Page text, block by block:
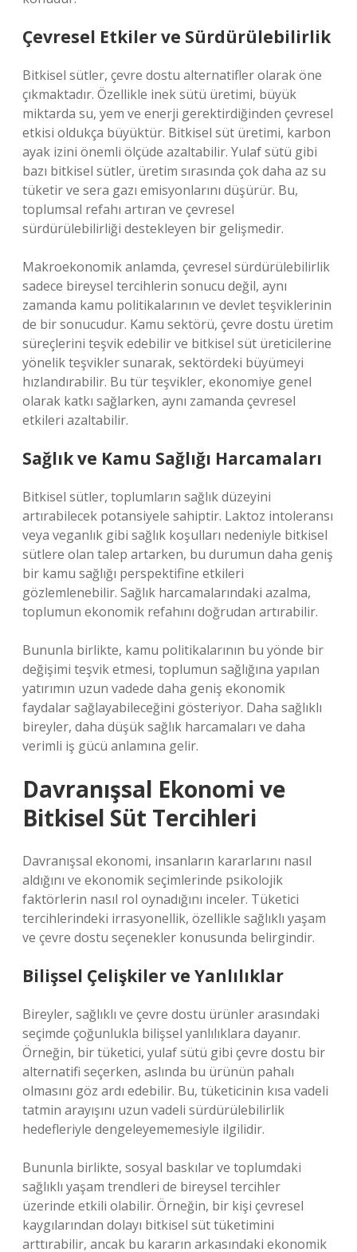
Çevresel Etkiler ve Sürdürülebilirlik
Bitkisel sütler, çevre dostu alternatifler olarak öne
çıkmaktadır. Özellikle inek sütü üretimi, büyük
miktarda su, yem ve enerji gerektirdiğinden çevresel
etkisi oldukça büyüktür. Bitkisel süt üretimi, karbon
ayak izini önemli ölçüde azaltabilir. Yulaf sütü gibi
bazı bitkisel sütler, üretim sırasında çok daha az su
tüketir ve sera gazı emisyonlarını düşürür. Bu,
toplumsal refahı artıran ve çevresel
sürdürülebilirliği destekleyen bir gelişmedir.
Makroekonomik anlamda, çevresel sürdürülebilirlik
sadece bireysel tercihlerin sonucu değil, aynı
zamanda kamu politikalarının ve devlet teşviklerinin
de bir sonucudur. Kamu sektörü, çevre dostu üretim
süreçlerini teşvik edebilir ve bitkisel süt üreticilerine
yönelik teşvikler sunarak, sektördeki büyümeyi
hızlandırabilir. Bu tür teşvikler, ekonomiye genel
olarak katkı sağlarken, aynı zamanda çevresel
etkileri azaltabilir.
Sağlık ve Kamu Sağlığı Harcamaları
Bitkisel sütler, toplumların sağlık düzeyini
artırabilecek potansiyele sahiptir. Laktoz intoleransı
veya veganlık gibi sağlık koşulları nedeniyle bitkisel
sütlere olan talep artarken, bu durumun daha geniş
bir kamu sağlığı perspektifine etkileri
gözlemlenebilir. Sağlık harcamalarındaki azalma,
toplumun ekonomik refahını doğrudan artırabilir.
Bununla birlikte, kamu politikalarının bu yönde bir
değişimi teşvik etmesi, toplumun sağlığına yapılan
yatırımın uzun vadede daha geniş ekonomik
faydalar sağlayabileceğini gösteriyor. Daha sağlıklı
bireyler, daha düşük sağlık harcamaları ve daha
verimli iş gücü anlamına gelir.
Davranışsal Ekonomi ve
Bitkisel Süt Tercihleri
Davranışsal ekonomi, insanların kararlarını nasıl
aldığını ve ekonomik seçimlerinde psikolojik
faktörlerin nasıl rol oynadığını inceler. Tüketici
tercihlerindeki irrasyonellik, özellikle sağlıklı yaşam
ve çevre dostu seçenekler konusunda belirgindir.
Bilişsel Çelişkiler ve Yanlılıklar
Bireyler, sağlıklı ve çevre dostu ürünler arasındaki
seçimde çoğunlukla bilişsel yanlılıklara dayanır.
Örneğin, bir tüketici, yulaf sütü gibi çevre dostu bir
alternatifi seçerken, aslında bu ürünün pahalı
olmasını göz ardı edebilir. Bu, tüketicinin kısa vadeli
tatmin arayışını uzun vadeli sürdürülebilirlik
hedefleriyle dengeleyememesiyle ilgilidir.
Bununla birlikte, sosyal baskılar ve toplumdaki
sağlıklı yaşam trendleri de bireysel tercihler
üzerinde etkili olabilir. Örneğin, bir kişi çevresel
kaygılarından dolayı bitkisel süt tüketimini
arttırabilir, ancak bu kararın arkasındaki ekonomik